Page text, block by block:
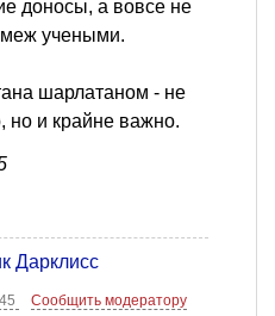
доносы, а вовсе не
учеными.
шарлатаном - не
но и крайне важно.
Дарклисс
Сообщить модератору